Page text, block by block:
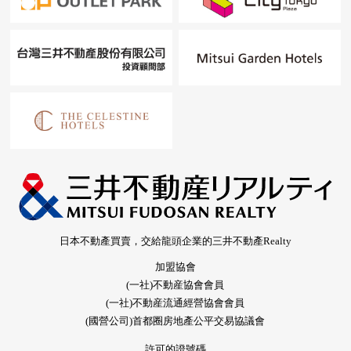
日本不動產買賣，交給龍頭企業的三井不動產Realty
加盟協會
(一社)不動産協會會員
(一社)不動産流通經營協會會員
(國營公司)首都圈房地產公平交易協議會